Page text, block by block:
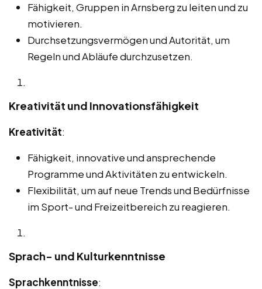
Fähigkeit, Gruppen in Arnsberg zu leiten und zu
motivieren.
Durchsetzungsvermögen und Autorität, um
Regeln und Abläufe durchzusetzen.
Kreativität und Innovationsfähigkeit
Kreativität:
Fähigkeit, innovative und ansprechende
Programme und Aktivitäten zu entwickeln.
Flexibilität, um auf neue Trends und Bedürfnisse
im Sport- und Freizeitbereich zu reagieren.
Sprach- und Kulturkenntnisse
Sprachkenntnisse: